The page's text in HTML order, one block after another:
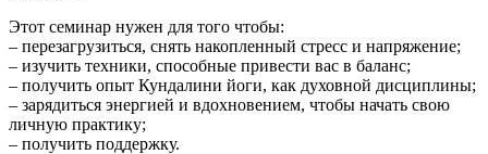
Этот семинар нужен для того чтобы:
– перезагрузиться, снять накопленный стресс и напряжение;
– изучить техники, способные привести вас в баланс;
– получить опыт Кундалини йоги, как духовной дисциплины;
– зарядиться энергией и вдохновением, чтобы начать свою
личную практику;
– получить поддержку.